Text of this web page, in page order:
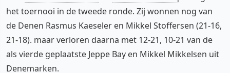
het toernooi in de tweede ronde. Zij wonnen nog van
de Denen Rasmus Kaeseler en Mikkel Stoffersen (21-16,
21-18). maar verloren daarna met 12-21, 10-21 van de
als vierde geplaatste Jeppe Bay en Mikkel Mikkelsen uit
Denemarken.